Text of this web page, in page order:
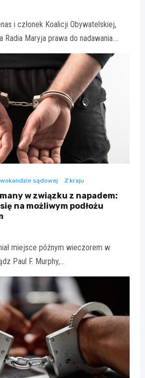
i członek Koalicji Obywatelskiej,
Maryja prawa do nadawania.…
sądowej Z kraju
w związku z napadem:
na możliwym podłożu
miejsce późnym wieczorem w
Paul F. Murphy,…